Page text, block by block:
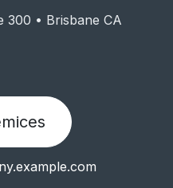
300 • Brisbane CA